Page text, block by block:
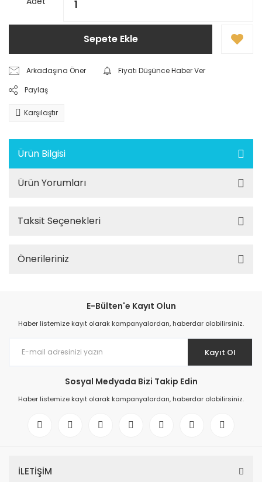
Sepete Ekle
Arkadaşına Öner
Fiyatı Düşünce Haber Ver
Paylaş
Karşılaştır
Ürün Bilgisi
Ürün Yorumları
Taksit Seçenekleri
Önerileriniz
E-Bülten'e Kayıt Olun
Haber listemize kayıt olarak kampanyalardan, haberdar olabilirsiniz.
Kayıt Ol
Sosyal Medyada Bizi Takip Edin
Haber listemize kayıt olarak kampanyalardan, haberdar olabilirsiniz.
İLETİŞİM